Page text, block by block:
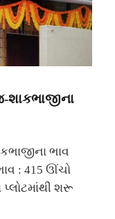
શાકભાજીના
ભાવ
: 415 ઊંચો
પ્લોટમાંથી શરૂ